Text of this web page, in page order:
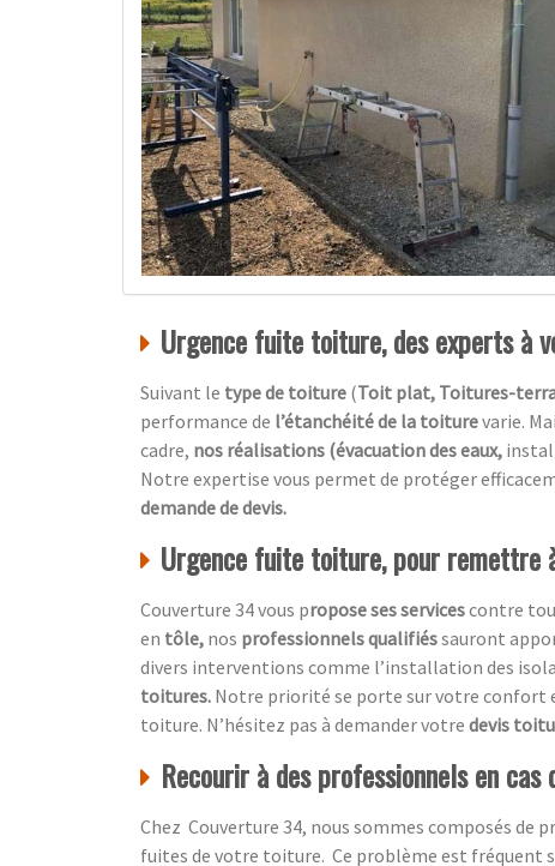
Urgence fuite toiture, des experts à
Suivant le type de toiture (Toit plat, Toitures-
performance de l’étanchéité de la toiturevarie.
cadre, nos réalisations (évacuation des eaux,
Notre expertise vous permet de protéger
demande de devis.
Urgence fuite toiture, pour remettre
Couverture 34 vous propose ses servicescontre
en tôle, nos professionnels qualifiéssauront
divers interventions comme l’installation des
toitures. Notre priorité se porte sur votre confort
toiture. N’hésitez pas à demander votre devis
Recourir à des professionnels en
Chez Couverture 34, nous sommes composés
fuites de votre toiture. Ce problème est fréquent